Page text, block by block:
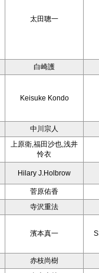
太田聰一
白崎護
Keisuke Kondo
中川宗人
上原衛,福田沙也,浅井
怜衣
Hilary J.Holbrow
菅原佑香
寺沢重法
濱本真一
赤枝尚樹